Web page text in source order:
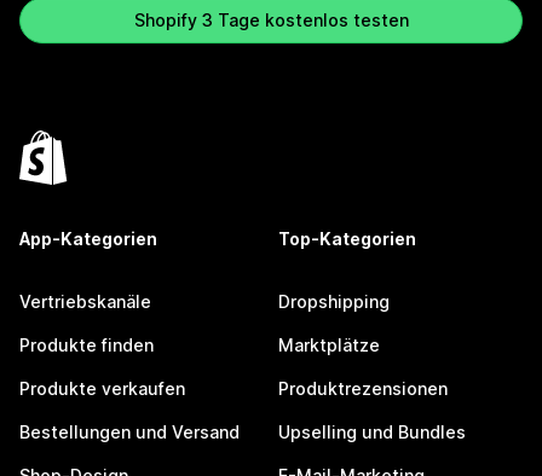
Shopify 3 Tage kostenlos testen
App-Kategorien
Vertriebskanäle
Produkte finden
Produkte verkaufen
Bestellungen und Versand
Top-Kategorien
Dropshipping
Marktplätze
Produktrezensionen
Upselling und Bundles